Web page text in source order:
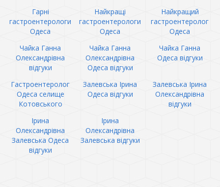
Гарні
гастроентерологи
Одеса
Найкращі
гастроентерологи
Одеса
Найкращий
гастроентеролог
Одеса
Чайка Ганна
Олександрівна
відгуки
Чайка Ганна
Олександрівна
Одеса відгуки
Чайка Ганна
Одеса відгуки
Гастроентеролог
Одеса селище
Котовського
Залевська Ірина
Одеса відгуки
Залевська Ірина
Олександрівна
відгуки
Ірина
Олександрівна
Залевська Одеса
відгуки
Ірина
Олександрівна
Залевська відгуки